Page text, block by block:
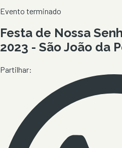
Evento terminado
Festa de Nossa
2023 - São João da
Partilhar: